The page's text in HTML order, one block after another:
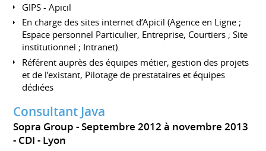
GIPS - Apicil
En charge des sites internet d’Apicil (Agence en Ligne ;
Espace personnel Particulier, Entreprise, Courtiers ; Site
institutionnel ; Intranet).
Référent auprès des équipes métier, gestion des projets
et de l’existant, Pilotage de prestataires et équipes
dédiées
Consultant Java
Sopra Group
Septembre 2012 à novembre 2013
CDI
Lyon